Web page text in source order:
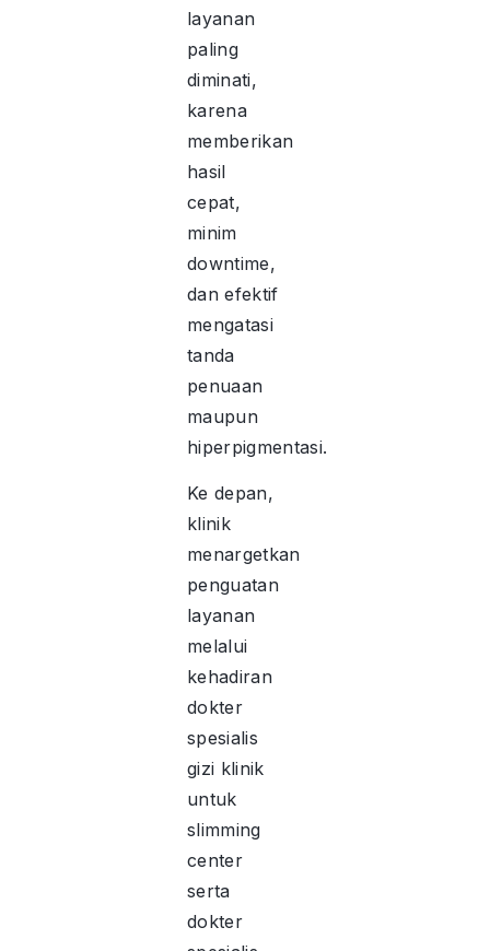
layanan
paling
diminati,
karena
memberikan
hasil
cepat,
minim
downtime,
dan efektif
mengatasi
tanda
penuaan
maupun
hiperpigmentasi.
Ke depan,
klinik
menargetkan
penguatan
layanan
melalui
kehadiran
dokter
spesialis
gizi klinik
untuk
slimming
center
serta
dokter